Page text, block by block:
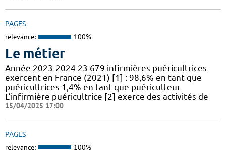
PAGES
relevance: 100%
Le métier
Année 2023-2024 23 679 infirmières puéricultrices
exercent en France (2021) [1] : 98,6% en tant que
puéricultrices 1,4% en tant que puériculteur
L’infirmière puéricultrice [2] exerce des activités de
15/04/2025 17:00
PAGES
relevance: 100%